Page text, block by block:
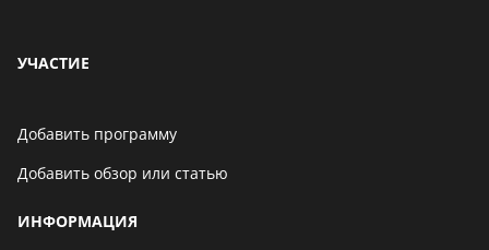
УЧАСТИЕ
Добавить программу
Добавить обзор или статью
ИНФОРМАЦИЯ